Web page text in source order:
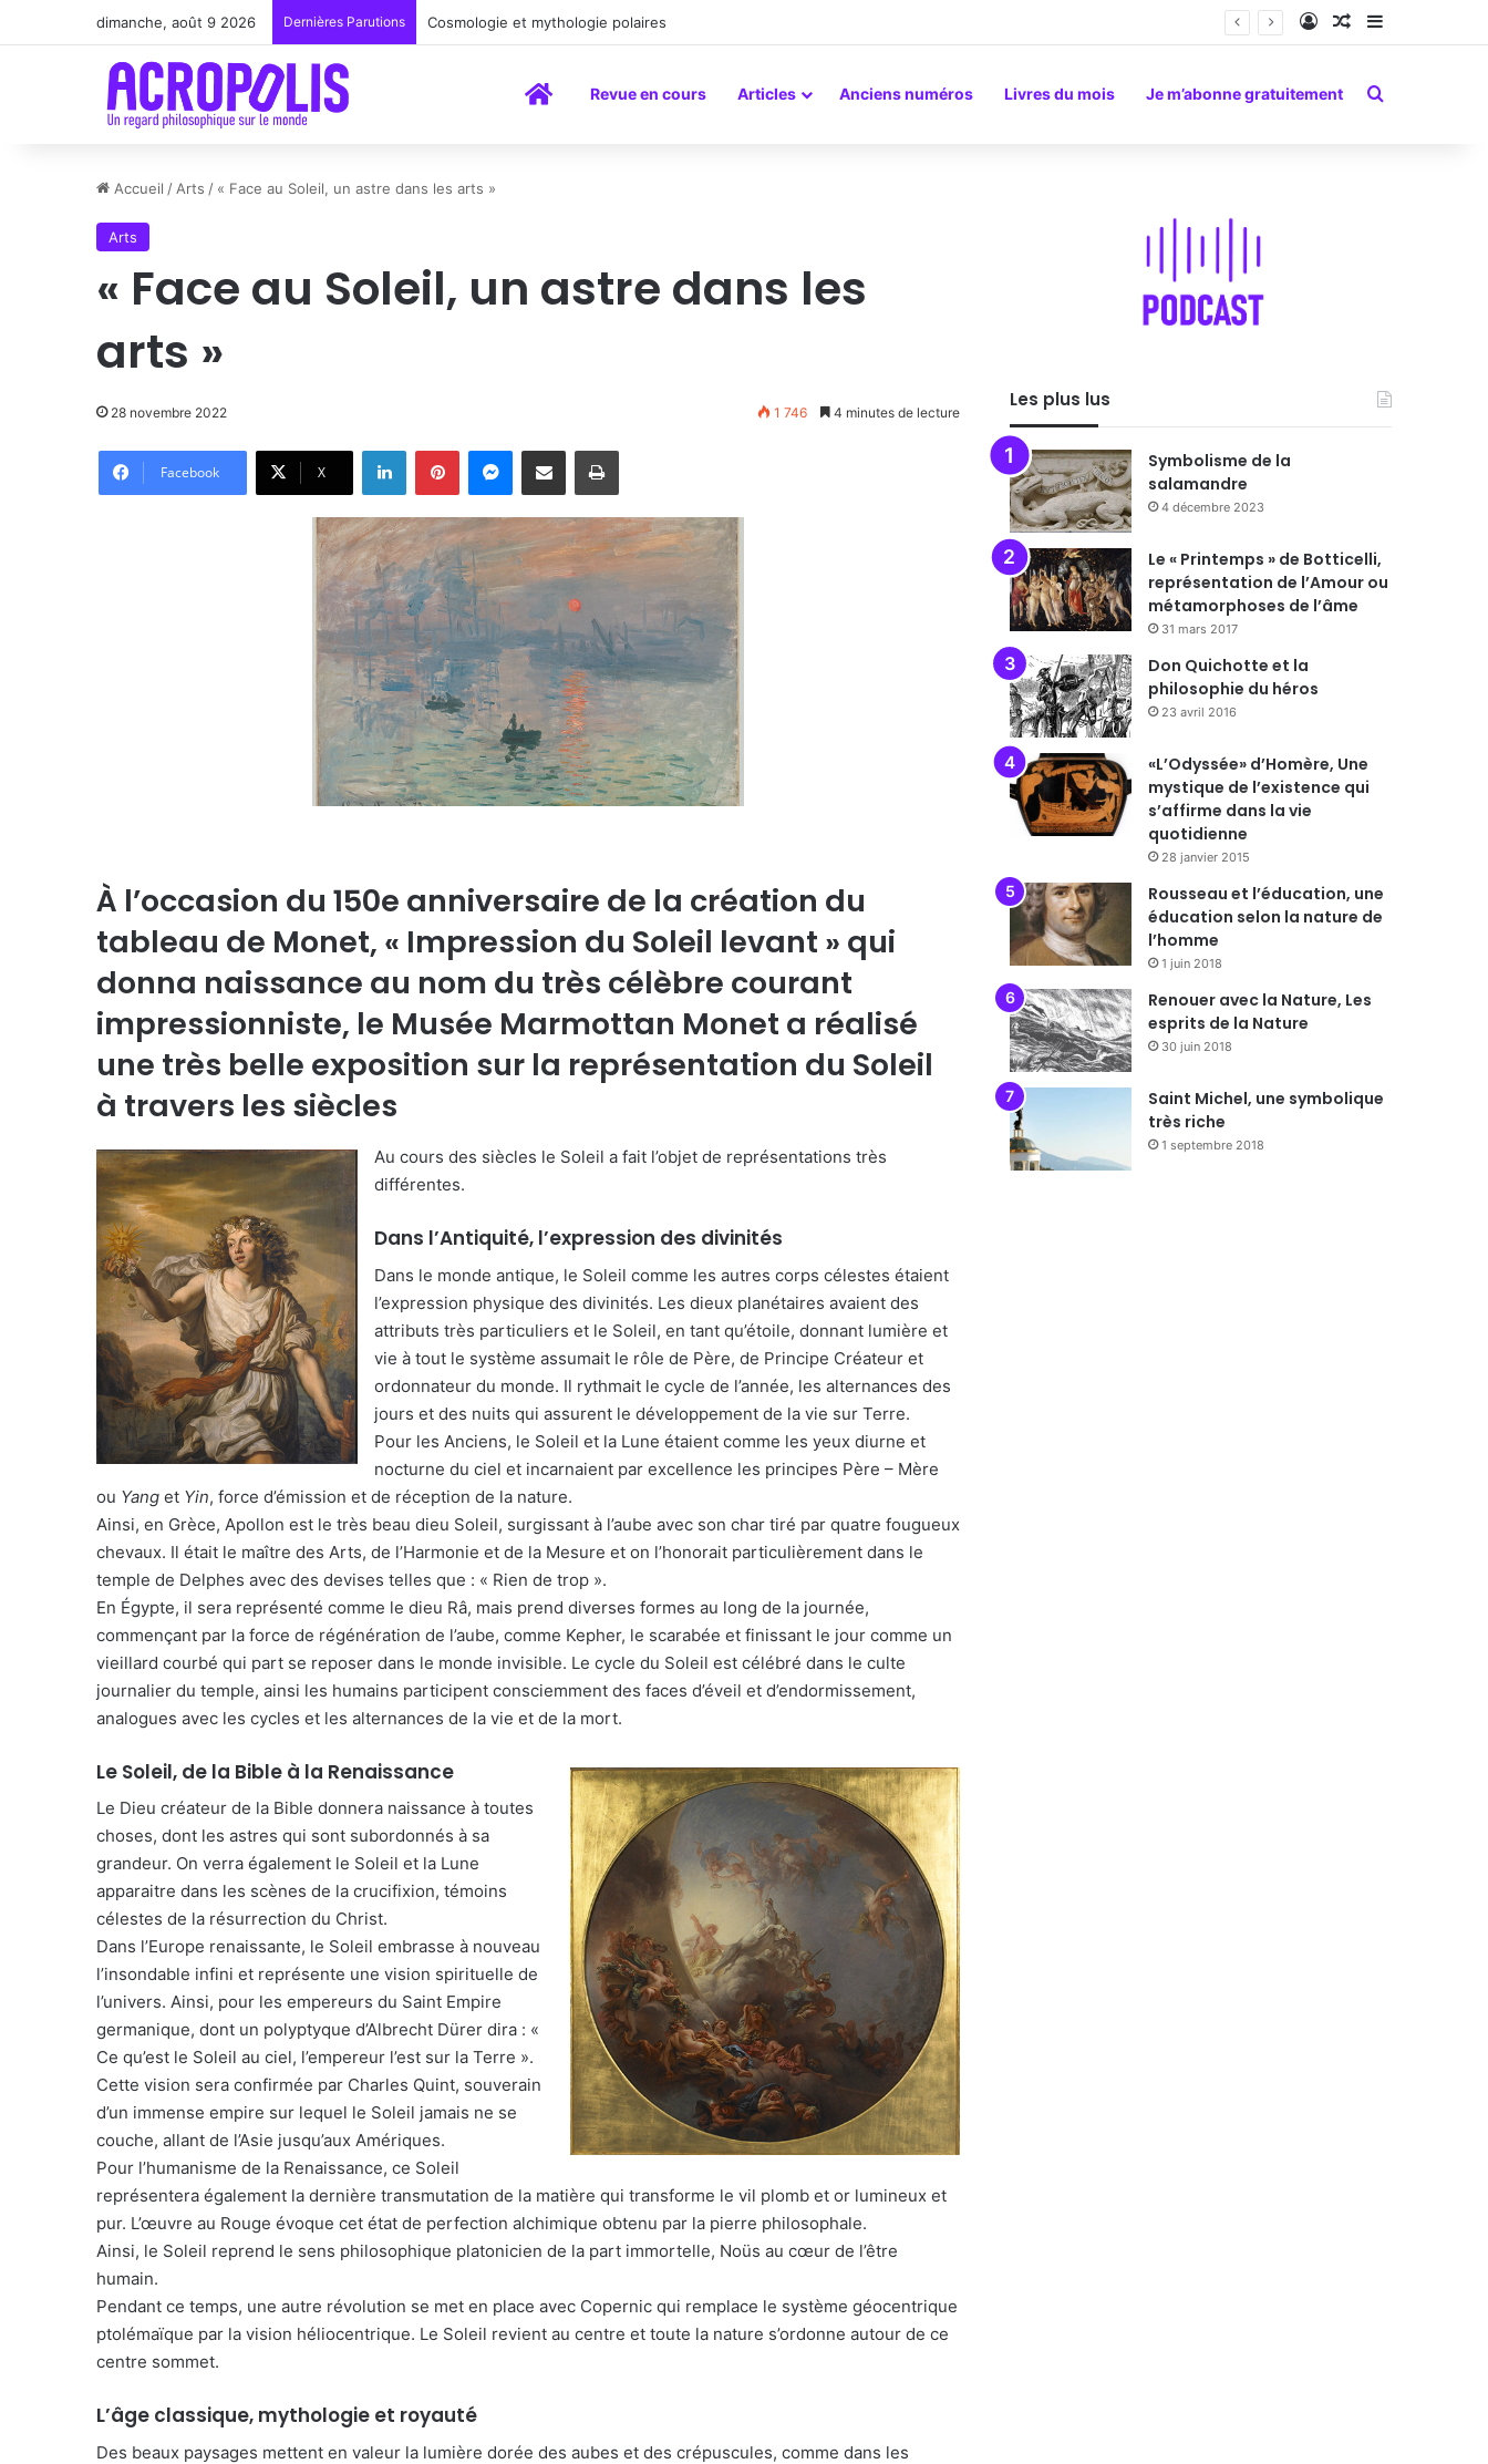
dimanche, août 9 2026 Dernières Parutions Renoir : la peinture comme un art du lien Connexion
Article Aléatoire
Sidebar
AccueilRevue en cours Articles Anciens numéros Livres du mois Je m’abonne gratuitement Rechercher
Accueil / Arts / « Face au Soleil, un astre dans les arts »
Arts
« Face au Soleil, un astre dans les
arts »
28 novembre 2022 1 746 4 minutes de lecture
Facebook X
LinkedinPinterestMessenger
Partager par email Imprimer
À l’occasion du 150e anniversaire de la création du
tableau de Monet, « Impression du Soleil levant » qui
donna naissance au nom du très célèbre courant
impressionniste, le Musée Marmottan Monet a réalisé
une très belle exposition sur la représentation du Soleil
à travers les siècles
Au cours des siècles le Soleil a fait l’objet de représentations très
différentes.
Dans l’Antiquité, l’expression des divinités
Dans le monde antique, le Soleil comme les autres corps célestes étaient
l’expression physique des divinités. Les dieux planétaires avaient des
attributs très particuliers et le Soleil, en tant qu’étoile, donnant lumière et
vie à tout le système assumait le rôle de Père, de Principe Créateur et
ordonnateur du monde. Il rythmait le cycle de l’année, les alternances des
jours et des nuits qui assurent le développement de la vie sur Terre.
Pour les Anciens, le Soleil et la Lune étaient comme les yeux diurne et
nocturne du ciel et incarnaient par excellence les principes Père – Mère
ou Yang et Yin, force d’émission et de réception de la nature.
Ainsi, en Grèce, Apollon est le très beau dieu Soleil, surgissant à l’aube avec son char tiré par quatre fougueux
chevaux. Il était le maître des Arts, de l’Harmonie et de la Mesure et on l’honorait particulièrement dans le
temple de Delphes avec des devises telles que : « Rien de trop ».
En Égypte, il sera représenté comme le dieu Râ, mais prend diverses formes au long de la journée,
commençant par la force de régénération de l’aube, comme Kepher, le scarabée et finissant le jour comme un
vieillard courbé qui part se reposer dans le monde invisible. Le cycle du Soleil est célébré dans le culte
journalier du temple, ainsi les humains participent consciemment des faces d’éveil et d’endormissement,
analogues avec les cycles et les alternances de la vie et de la mort.
Le Soleil, de la Bible à la Renaissance
Le Dieu créateur de la Bible donnera naissance à toutes
choses, dont les astres qui sont subordonnés à sa
grandeur. On verra également le Soleil et la Lune
apparaitre dans les scènes de la crucifixion, témoins
célestes de la résurrection du Christ.
Dans l’Europe renaissante, le Soleil embrasse à nouveau
l’insondable infini et représente une vision spirituelle de
l’univers. Ainsi, pour les empereurs du Saint Empire
germanique, dont un polyptyque d’Albrecht Dürer dira : «
Ce qu’est le Soleil au ciel, l’empereur l’est sur la Terre ».
Cette vision sera confirmée par Charles Quint, souverain
d’un immense empire sur lequel le Soleil jamais ne se
couche, allant de l’Asie jusqu’aux Amériques.
Pour l’humanisme de la Renaissance, ce Soleil
représentera également la dernière transmutation de la matière qui transforme le vil plomb et or lumineux et
pur. L’œuvre au Rouge évoque cet état de perfection alchimique obtenu par la pierre philosophale.
Ainsi, le Soleil reprend le sens philosophique platonicien de la part immortelle, Noüs au cœur de l’être
humain.
Pendant ce temps, une autre révolution se met en place avec Copernic qui remplace le système géocentrique
ptolémaïque par la vision héliocentrique. Le Soleil revient au centre et toute la nature s’ordonne autour de ce
centre sommet.
L’âge classique, mythologie et royauté
Des beaux paysages mettent en valeur la lumière dorée des aubes et des crépuscules, comme dans les
Les plus lus
Symbolisme de la
salamandre
4 décembre 2023
Le « Printemps » de Botticelli,
représentation de l’Amour ou
métamorphoses de l’âme
31 mars 2017
Don Quichotte et la
philosophie du héros
23 avril 2016
«L’Odyssée» d’Homère, Une
mystique de l’existence qui
s’affirme dans la vie
quotidienne
28 janvier 2015
Rousseau et l’éducation, une
éducation selon la nature de
l’homme
1 juin 2018
Renouer avec la Nature, Les
esprits de la Nature
30 juin 2018
Saint Michel, une symbolique
très riche
1 septembre 2018